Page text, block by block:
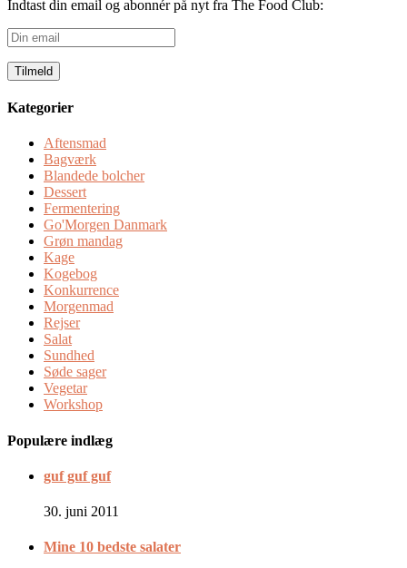
Indtast din email og abonnér på nyt fra The Food Club:
Din
email
Kategorier
Aftensmad
Bagværk
Blandede bolcher
Dessert
Fermentering
Go'Morgen Danmark
Grøn mandag
Kage
Kogebog
Konkurrence
Morgenmad
Rejser
Salat
Sundhed
Søde sager
Vegetar
Workshop
Populære indlæg
guf guf guf
30. juni 2011
Mine 10 bedste salater